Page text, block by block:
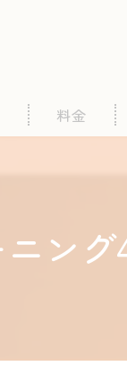
料金
ン